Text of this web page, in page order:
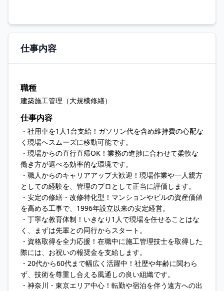
仕事内容
職種
建築施工管理（大規模修繕）
仕事内容
・社用車を1人1台支給！ガソリン代を含め維持費の心配な
く現場へスムーズに移動可能です。
・現場からの直行直帰OK！業務の進捗に合わせて柔軟な
働き方が選べる効率的な環境です。
・職人からのキャリアアップ大歓迎！現場作業や一人親方
としての経験を、管理のプロとして正当に評価します。
・安定の修繕・改修特化型！マンションやビルの資産価値
を高める工事で、1996年設立以来の安定経営。
・丁寧な教育体制！いきなり1人で現場を任せることはな
く、まずは先輩との同行からスタート。
・資格取得を全力応援！在職中に施工管理技士を取得した
際には、お祝いの報奨金を支給します。
・20代から60代まで幅広く活躍中！社歴や年齢に関わら
ず、技術を尊重し合える風通しの良い組織です。
・神奈川・東京エリア中心！転勤や宿泊を伴う遠方への出